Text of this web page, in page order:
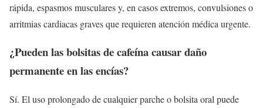
rápida, espasmos musculares y, en casos extremos, convulsiones o
arritmias cardiacas graves que requieren atención médica urgente.
¿Pueden las bolsitas de cafeína causar daño
permanente en las encías?
Sí. El uso prolongado de cualquier parche o bolsita oral puede